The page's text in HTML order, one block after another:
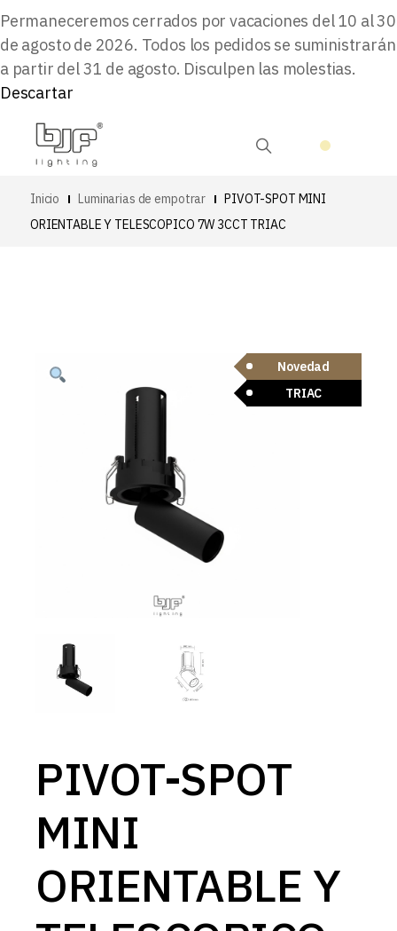
Permaneceremos cerrados por vacaciones del 10 al 30
de agosto de 2026. Todos los pedidos se suministrarán
a partir del 31 de agosto. Disculpen las molestias.
Descartar
Inicio Luminarias de empotrar
PIVOT-SPOT MINI
ORIENTABLE Y TELESCOPICO 7W 3CCT TRIAC
Novedad
TRIAC
PIVOT-SPOT
MINI
ORIENTABLE Y